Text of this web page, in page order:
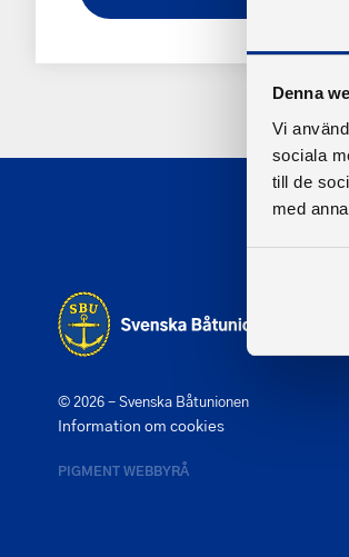
Denna
Vi
sociala
till de
med
© 2026 - Svenska Båtunionen
Information om cookies
PIGMENT WEBBYRÅ